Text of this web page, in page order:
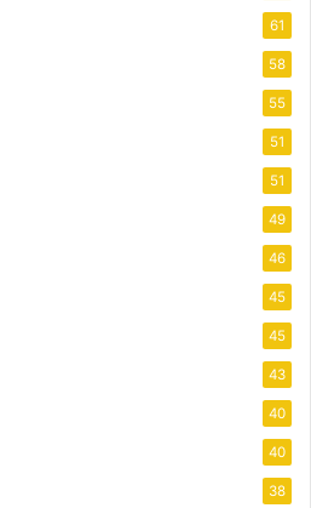
61
58
55
51
51
49
46
45
45
43
40
40
38